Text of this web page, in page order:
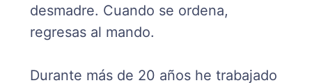
desmadre. Cuando se ordena,
regresas al mando.
Durante más de 20 años he trabajado